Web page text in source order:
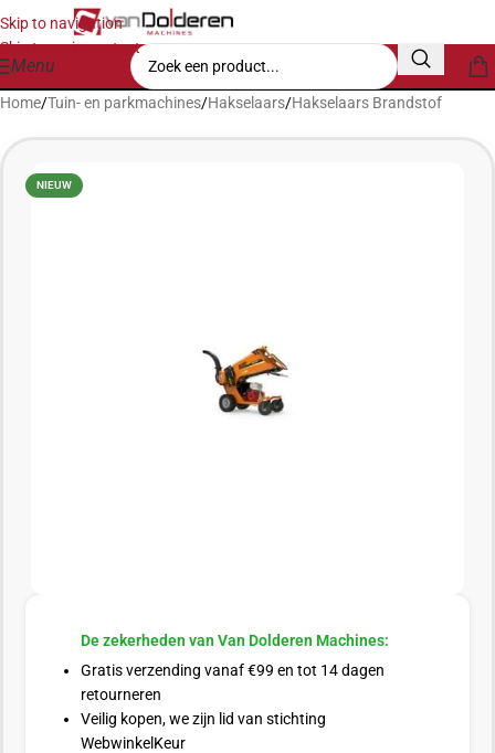
Skip to navigation
Skip to main content
Menu
Home/Tuin- en parkmachines/Hakselaars/Hakselaars Brandstof
NIEUW
De zekerheden van Van Dolderen Machines:
Gratis verzending vanaf €99 en tot 14 dagen
retourneren
Veilig kopen, we zijn lid van stichting
WebwinkelKeur